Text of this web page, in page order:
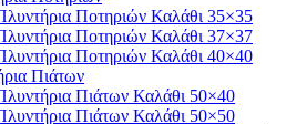
Ποτηριών Καλάθι 35×35
Ποτηριών Καλάθι 37×37
Ποτηριών Καλάθι 40×40
Πιάτων
Πιάτων Καλάθι 50×40
Πιάτων Καλάθι 50×50